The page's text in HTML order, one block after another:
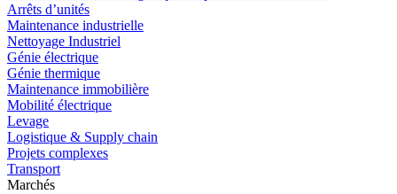
Arrêts d’unités
Maintenance industrielle
Nettoyage Industriel
Génie électrique
Génie thermique
Maintenance immobilière
Mobilité électrique
Levage
Logistique & Supply chain
Projets complexes
Transport
Marchés